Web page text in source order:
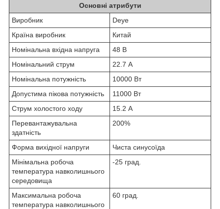
Основні атрибути
Виробник
Deye
Країна виробник
Китай
Номінальна вхідна напруга
48 В
Номінальний струм
22.7 А
Номінальна потужність
10000 Вт
Допустима пікова потужність
11000 Вт
Струм холостого ходу
15.2 А
Перевантажувальна
здатність
200%
Форма вихідної напруги
Чиста синусоїда
Мінімальна робоча
температура навколишнього
середовища
-25 град.
Максимальна робоча
температура навколишнього
60 град.